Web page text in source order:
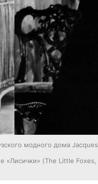
модного дома
«Лисички» (The Little